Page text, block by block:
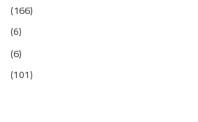
(166)
(6)
(6)
(101)